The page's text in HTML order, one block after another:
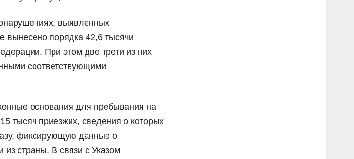
выявленных
вынесено порядка 42,6 тысячи
При этом две трети из них
соответствующими
основания для пребывания на
тысяч приезжих, сведения о которых
фиксирующую данные о
страны. В связи с Указом